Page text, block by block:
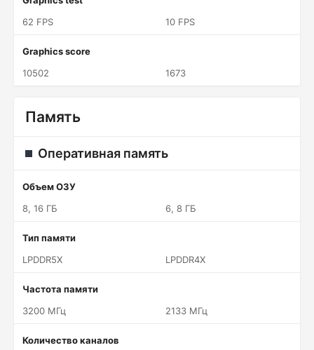
62 FPS
10 FPS
Graphics score
10502
1673
Память
Оперативная память
Объем ОЗУ
8, 16 ГБ
6, 8 ГБ
Тип памяти
LPDDR5X
LPDDR4X
Частота памяти
3200 МГц
2133 МГц
Количество каналов